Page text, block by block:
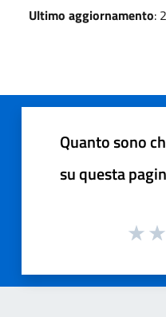
Ultimo aggiornamento:
Quanto sono
su questa